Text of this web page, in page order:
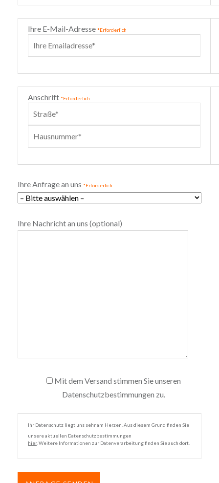
Ihre E-Mail-Adresse *Erforderlich
Anschrift *Erforderlich
Ihre Anfrage an uns *Erforderlich
Ihre Nachricht an uns (optional)
Mit dem Versand stimmen Sie unseren
Datenschutzbestimmungen zu.
Ihr Datenschutz liegt uns sehr am Herzen. Aus diesem Grund finden Sie
unsere aktuellen Datenschutzbestimmungen
hier. Weitere Informationen zur Datenverarbeitung finden Sie auch dort.